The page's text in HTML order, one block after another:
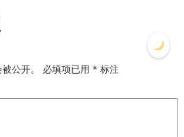
公开。 必填项已用 * 标注